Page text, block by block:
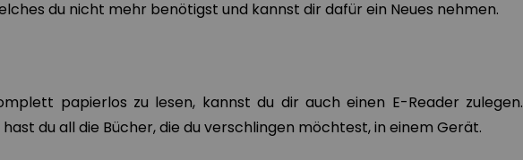
du nicht mehr benötigst und kannst dir dafür ein Neues nehmen.
papierlos zu lesen, kannst du dir auch einen E-Reader zulegen.
du all die Bücher, die du verschlingen möchtest, in einem Gerät.